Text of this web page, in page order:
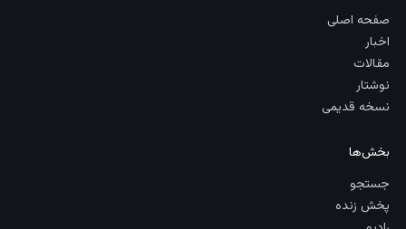
صفحه اصلی
اخبار
مقالات
نوشتار
نسخه قدیمی
بخش‌ها
جستجو
پخش زنده